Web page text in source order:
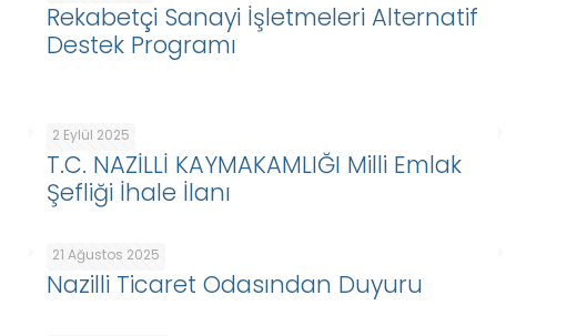
Rekabetçi Sanayi İşletmeleri Alternatif
Destek Programı
2 Eylül 2025
T.C. NAZİLLİ KAYMAKAMLIĞI Milli Emlak
Şefliği İhale İlanı
21 Ağustos 2025
Nazilli Ticaret Odasından Duyuru